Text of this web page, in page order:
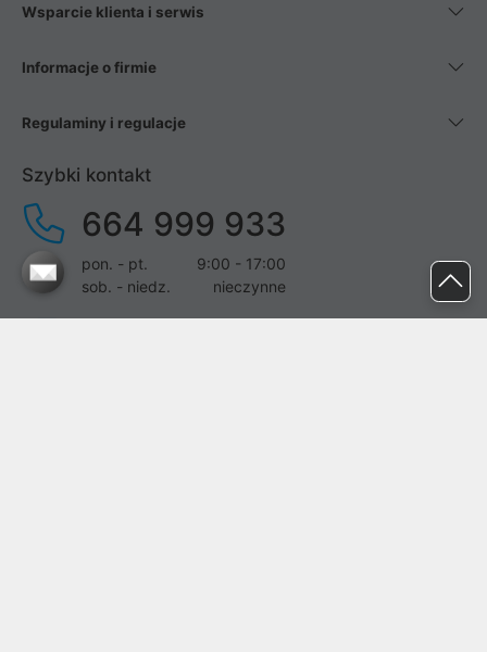
Wsparcie klienta i serwis
Informacje o firmie
Regulaminy i regulacje
Szybki kontakt
664 999 933
pon. - pt.
9:00 - 17:00
sob. - niedz.
nieczynne